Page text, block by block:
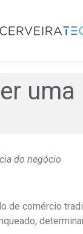
uma
do negócio
de comércio